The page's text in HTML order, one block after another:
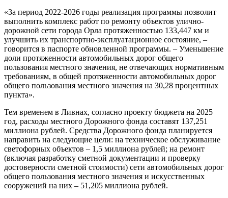
«За период 2022-2026 годы реализация программы позволит
выполнить комплекс работ по ремонту объектов улично-
дорожной сети города Орла протяженностью 133,447 км и
улучшить их транспортно-эксплуатационное состояние, –
говорится в паспорте обновленной программы. – Уменьшение
доли протяженности автомобильных дорог общего
пользования местного значения, не отвечающих нормативным
требованиям, в общей протяженности автомобильных дорог
общего пользования местного значения на 30,28 процентных
пункта».
Тем временем в Ливнах, согласно проекту бюджета на 2025
год, расходы местного Дорожного фонда составят 137,251
миллиона рублей. Средства Дорожного фонда планируется
направить на следующие цели: на техническое обслуживание
светофорных объектов – 1,5 миллиона рублей; на ремонт
(включая разработку сметной документации и проверку
достоверности сметной стоимости) сети автомобильных дорог
общего пользования местного значения и искусственных
сооружений на них – 51,205 миллиона рублей.